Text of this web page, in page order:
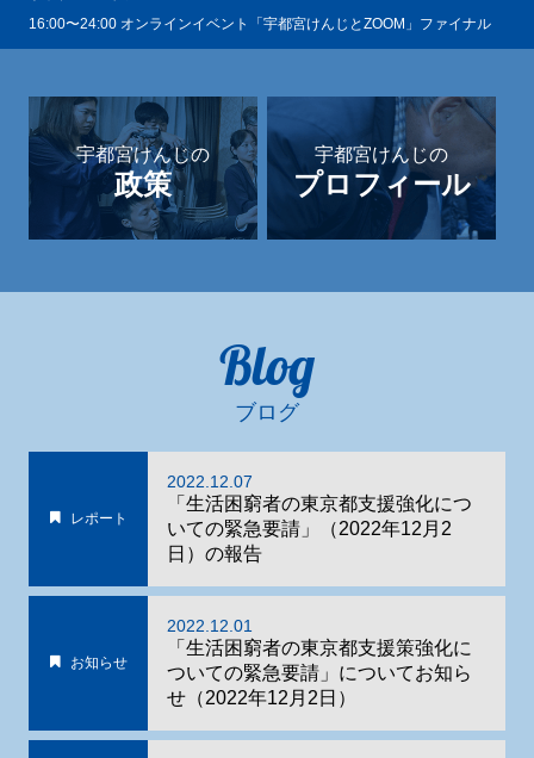
16:00〜24:00 オンラインイベント「宇都宮けんじとZOOM」ファイナル
宇都宮けんじの
政策
宇都宮けんじの
プロフィール
Blog
ブログ
レポート
2022.12.07
「生活困窮者の東京都支援強化につ
いての緊急要請」（2022年12月2
日）の報告
お知らせ
2022.12.01
「生活困窮者の東京都支援策強化に
ついての緊急要請」についてお知ら
せ（2022年12月2日）